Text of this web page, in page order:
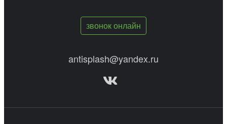
звонок онлайн
antisplash@yandex.ru